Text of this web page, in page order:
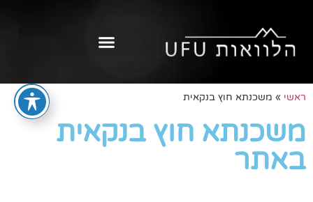
ראשי » משכנתא חוץ בנקאית
משכנתא חוץ בנקאית
באתר